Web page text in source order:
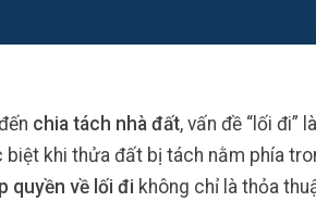
chia tách nhà đất, vấn đề “lối đi”
biệt khi thửa đất bị tách nằm phía
quyền về lối đi không chỉ là thỏa